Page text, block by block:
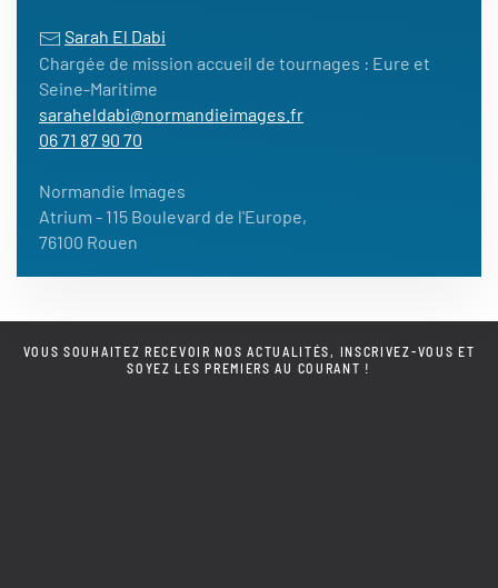
Sarah El Dabi
Chargée de mission accueil de tournages : Eure et
Seine-Maritime
saraheldabi@normandieimages.fr
06 71 87 90 70
Normandie Images
Atrium - 115 Boulevard de l'Europe,
76100 Rouen
VOUS SOUHAITEZ RECEVOIR NOS ACTUALITÉS, INSCRIVEZ-VOUS ET
SOYEZ LES PREMIERS AU COURANT !